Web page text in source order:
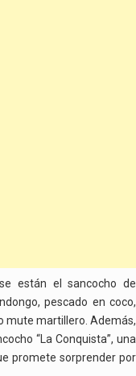
están el sancocho de
pescado en coco,
mute martillero. Además,
“La Conquista”, una
promete sorprender por